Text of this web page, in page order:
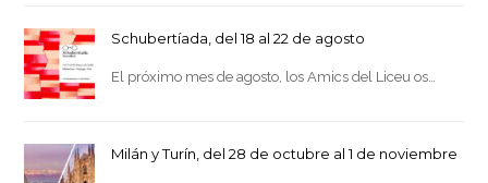
Schubertíada, del 18 al 22 de agosto
El próximo mes de agosto, los Amics del Liceu os…
Milán y Turín, del 28 de octubre al 1 de noviembre